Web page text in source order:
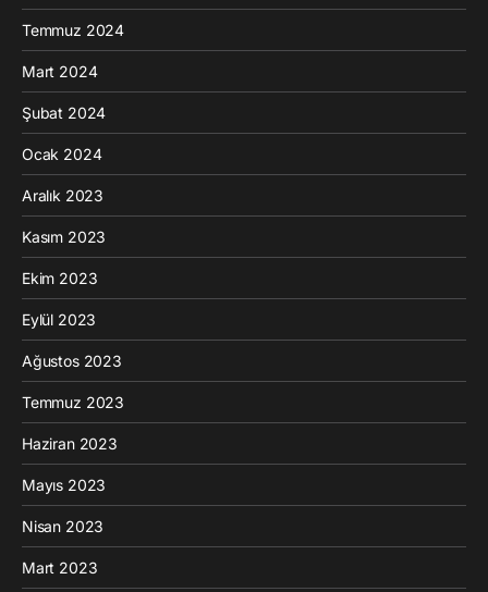
Temmuz 2024
Mart 2024
Şubat 2024
Ocak 2024
Aralık 2023
Kasım 2023
Ekim 2023
Eylül 2023
Ağustos 2023
Temmuz 2023
Haziran 2023
Mayıs 2023
Nisan 2023
Mart 2023